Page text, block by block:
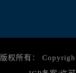
版权所有：